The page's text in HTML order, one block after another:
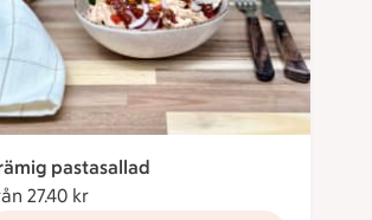
pastasallad
27.40 kr